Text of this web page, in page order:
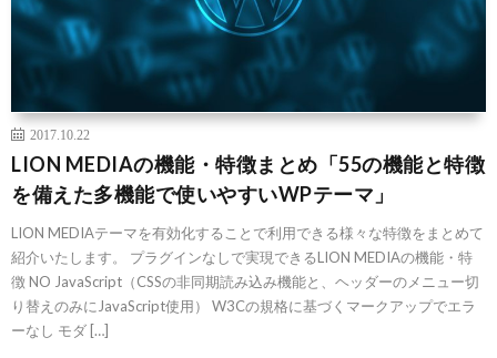
2017.10.22
LION MEDIAの機能・特徴まとめ「55の機能と特徴
を備えた多機能で使いやすいWPテーマ」
LION MEDIAテーマを有効化することで利用できる様々な特徴をまとめて
紹介いたします。 プラグインなしで実現できるLION MEDIAの機能・特
徴 NO JavaScript（CSSの非同期読み込み機能と、ヘッダーのメニュー切
り替えのみにJavaScript使用） W3Cの規格に基づくマークアップでエラ
ーなし モダ […]